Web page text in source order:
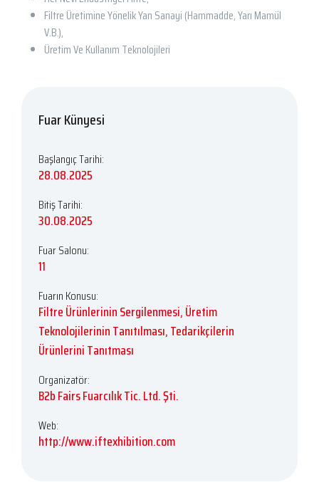
Filtre Üretimine Yönelik Yan Sanayi (Hammadde, Yarı Mamül
V.B.),
Üretim Ve Kullanım Teknolojileri
Fuar Künyesi
Başlangıç Tarihi:
28.08.2025
Bitiş Tarihi:
30.08.2025
Fuar Salonu:
11
Fuarın Konusu:
Filtre Ürünlerinin Sergilenmesi, Üretim
Teknolojilerinin Tanıtılması, Tedarikçilerin
Ürünlerini Tanıtması
Organizatör:
B2b Fairs Fuarcılık Tic. Ltd. Şti.
Web:
http://www.iftexhibition.com